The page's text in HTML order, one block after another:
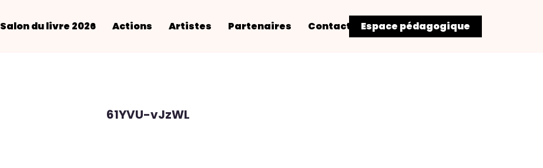
Salon du livre 2026 Actions Artistes Partenaires Contact Espace pédagogique
61YVU-vJzWL